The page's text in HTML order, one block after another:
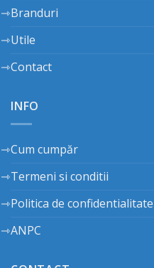
Branduri
Utile
Contact
INFO
Cum cumpăr
Termeni si conditii
Politica de confidentialitate
ANPC